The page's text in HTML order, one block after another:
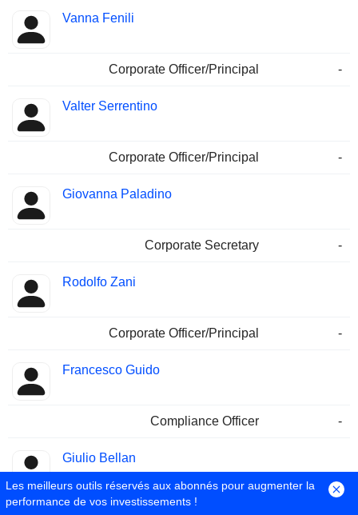
Vanna Fenili
Corporate Officer/Principal -
Valter Serrentino
Corporate Officer/Principal -
Giovanna Paladino
Corporate Secretary -
Rodolfo Zani
Corporate Officer/Principal -
Francesco Guido
Compliance Officer -
Giulio Bellan
Corporate Officer/Principal
Les meilleurs outils réservés aux abonnés pour augmenter la
performance de vos investissements !